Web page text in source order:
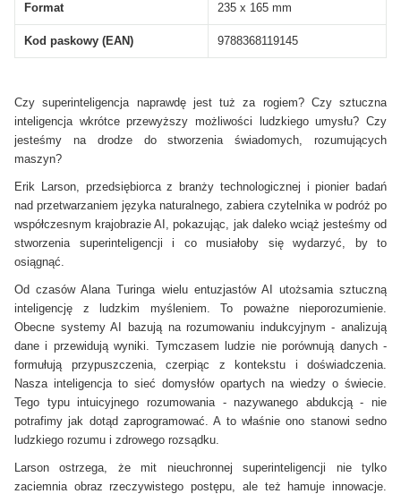
Format 235 x 165 mm
Kod paskowy (EAN) 9788368119145
Czy superinteligencja naprawdę jest tuż za rogiem? Czy sztuczna
inteligencja wkrótce przewyższy możliwości ludzkiego umysłu? Czy
jesteśmy na drodze do stworzenia świadomych, rozumujących
maszyn?
Erik Larson, przedsiębiorca z branży technologicznej i pionier badań
nad przetwarzaniem języka naturalnego, zabiera czytelnika w podróż po
współczesnym krajobrazie AI, pokazując, jak daleko wciąż jesteśmy od
stworzenia superinteligencji i co musiałoby się wydarzyć, by to
osiągnąć.
Od czasów Alana Turinga wielu entuzjastów AI utożsamia sztuczną
inteligencję z ludzkim myśleniem. To poważne nieporozumienie.
Obecne systemy AI bazują na rozumowaniu indukcyjnym - analizują
dane i przewidują wyniki. Tymczasem ludzie nie porównują danych -
formułują przypuszczenia, czerpiąc z kontekstu i doświadczenia.
Nasza inteligencja to sieć domysłów opartych na wiedzy o świecie.
Tego typu intuicyjnego rozumowania - nazywanego abdukcją - nie
potrafimy jak dotąd zaprogramować. A to właśnie ono stanowi sedno
ludzkiego rozumu i zdrowego rozsądku.
Larson ostrzega, że mit nieuchronnej superinteligencji nie tylko
zaciemnia obraz rzeczywistego postępu, ale też hamuje innowacje.